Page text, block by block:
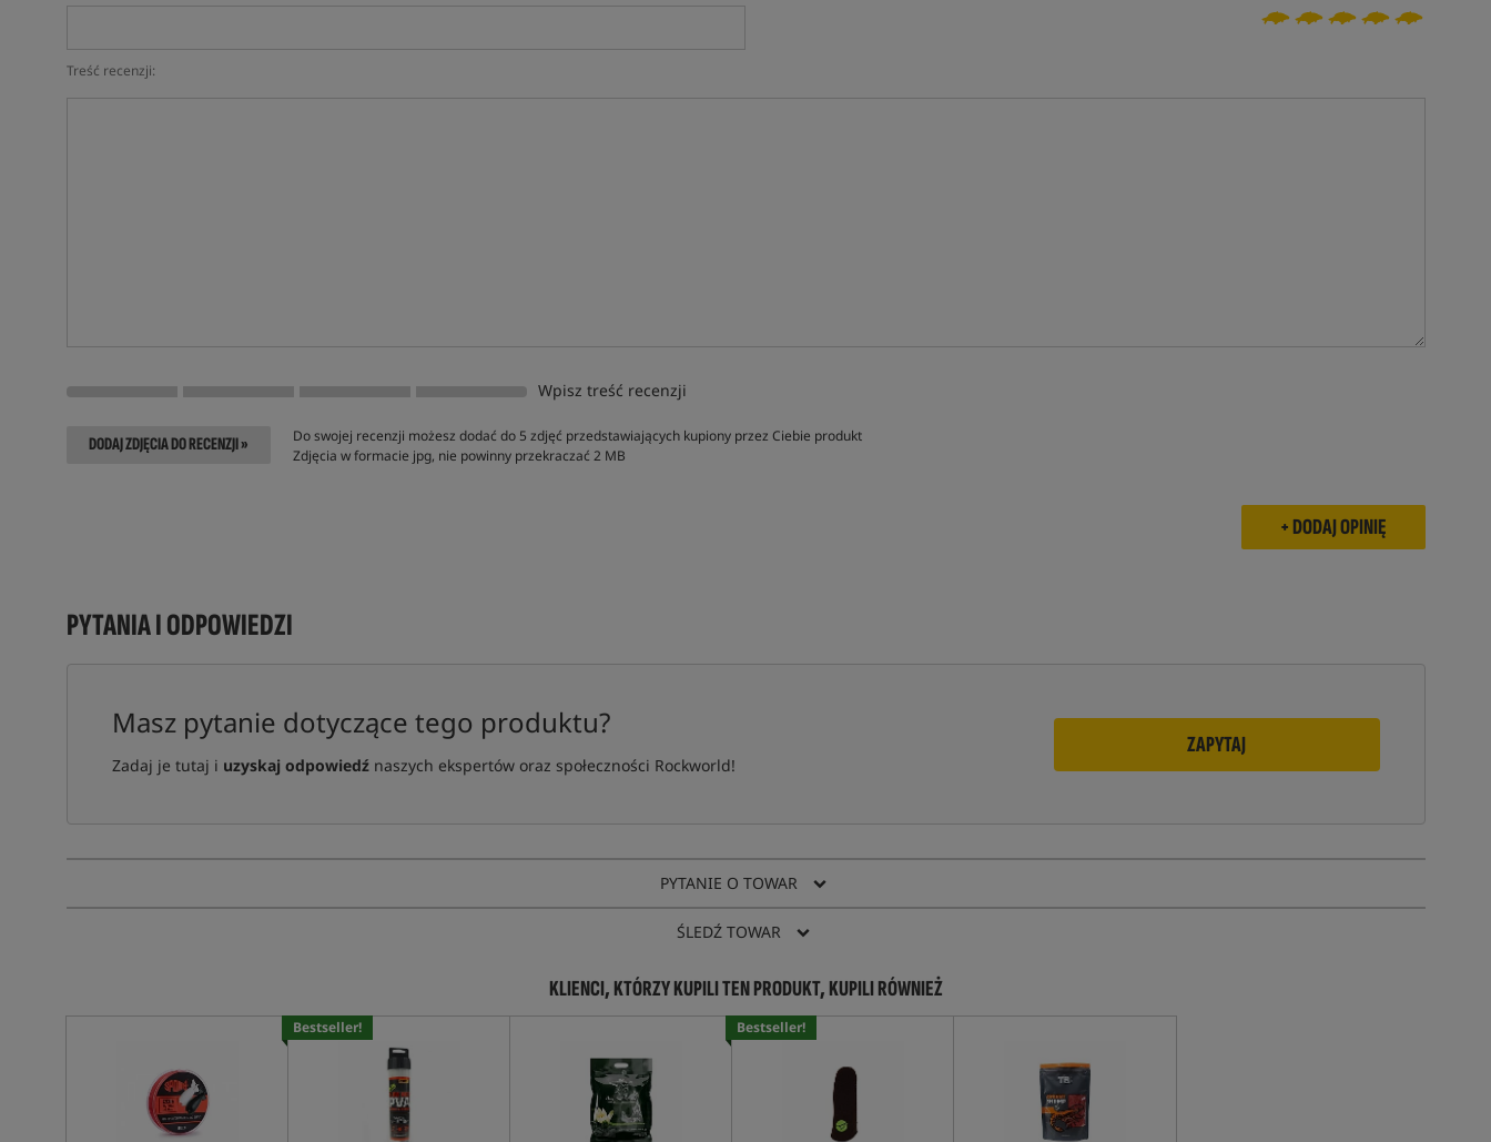
Treść recenzji:
Wpisz treść recenzji
DODAJ ZDJĘCIA DO RECENZJI »
Do swojej recenzji możesz dodać do 5 zdjęć przedstawiających kupiony przez Ciebie produkt
Zdjęcia w formacie jpg, nie powinny przekraczać 2 MB
PYTANIA I ODPOWIEDZI
Masz pytanie dotyczące tego produktu?
Zadaj je tutaj i uzyskaj odpowiedźnaszych ekspertów oraz społeczności Rockworld!
ZAPYTAJ
PYTANIE O TOWAR
ŚLEDŹ TOWAR
KLIENCI, KTÓRZY KUPILI TEN PRODUKT, KUPILI RÓWNIEŻ
Bestseller! Bestseller!